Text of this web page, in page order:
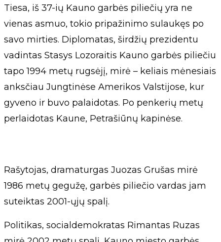
Tiesa, iš 37-ių Kauno garbės piliečių yra ne
vienas asmuo, tokio pripažinimo sulaukęs po
savo mirties. Diplomatas, širdžių prezidentu
vadintas Stasys Lozoraitis Kauno garbės piliečiu
tapo 1994 metų rugsėjį, mirė – keliais mėnesiais
anksčiau Jungtinėse Amerikos Valstijose, kur
gyveno ir buvo palaidotas. Po penkerių metų
perlaidotas Kaune, Petrašiūnų kapinėse.
Rašytojas, dramaturgas Juozas Grušas mirė
1986 metų gegužę, garbės piliečio vardas jam
suteiktas 2001-ųjų spalį.
Politikas, socialdemokratas Rimantas Ruzas